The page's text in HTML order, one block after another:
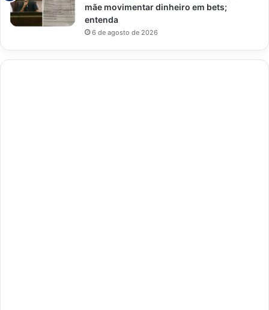
mãe movimentar dinheiro em bets;
entenda
6 de agosto de 2026